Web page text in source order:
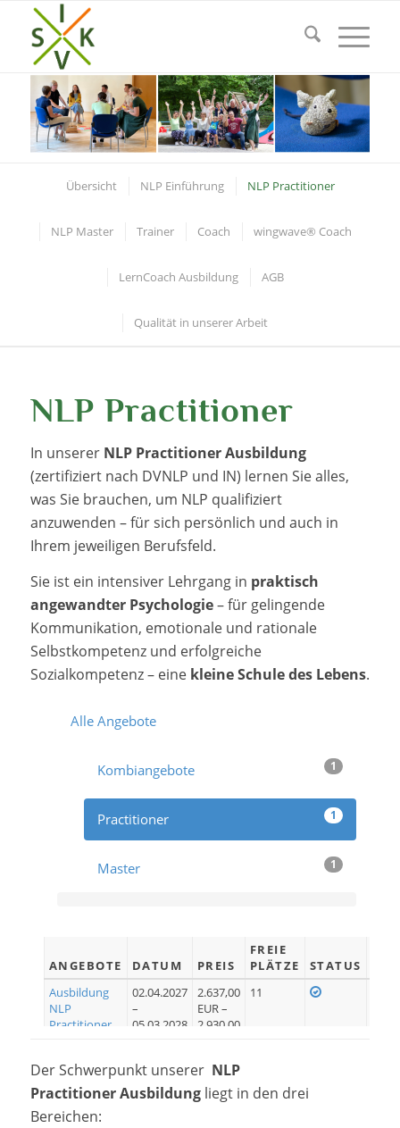
Übersicht NLP Einführung NLP Practitioner
NLP Master Trainer Coach wingwave® Coach
LernCoach Ausbildung AGB
Qualität in unserer Arbeit
NLP Practitioner
In unserer NLP Practitioner Ausbildung
(zertifiziert nach DVNLP und IN) lernen Sie alles,
was Sie brauchen, um NLP qualifiziert
anzuwenden – für sich persönlich und auch in
Ihrem jeweiligen Berufsfeld.
Sie ist ein intensiver Lehrgang in praktisch
angewandter Psychologie– für gelingende
Kommunikation, emotionale und rationale
Selbstkompetenz und erfolgreiche
Sozialkompetenz – eine kleine Schule des Lebens.
Alle Angebote
1
Kombiangebote
1
Practitioner
1
Master
ANGEBOTE DATUM PREIS
FREIE
PLÄTZE
STATUS
Ausbildung
NLP
Practitioner
02.04.2027
–
05.03.2028
2.637,00
EUR –
2.930,00
11
Der Schwerpunkt unserer NLP
Practitioner Ausbildungliegt in den drei
Bereichen: